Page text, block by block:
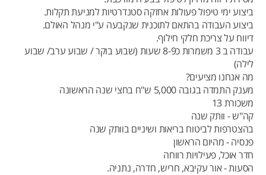
ביצוע ימי טיפול פעולות אחזקה סטנדרטיות למניעת תקלות.
ביצוע העבודה בהתאם לתוכנית שנקבעה ע"י מנהל האולם.
דיווח על צריכת חלקי חילוף.
עבודה ב 3 משמרות כ8-9 שעות (שבוע בוקר / שבוע ערב/ שבוע
לילה)
מה אנחנו מציעים?
מענק התמדה בגובה 5,000 ש"ח בחצי שנה הראשונה
משכורת 13
קה"ש - וותק שנה
בהצטרפות לביטוח בריאות ושיניים בוותק שנה
פנסיה - מהיום הראשון
חדר אוכל, פעילויות רווחה
הסעות - אור עקיבא, חריש, חדרה, נתניה.